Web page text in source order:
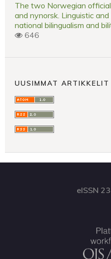
The two Norwegian
and nynorsk. Linguistic
national bilingualism and
646
UUSIMMAT ARTIKKELIT
eISSN